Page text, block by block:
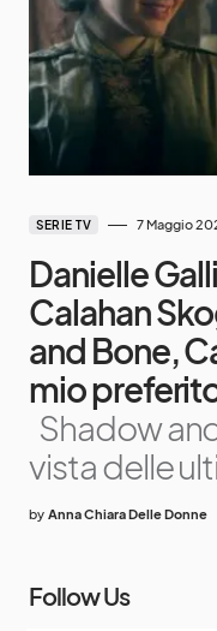
SERIE TV 7 Maggio
Danielle
Calahan
and Bone,
mio
Shadow
vista delle
by Anna Chiara Delle Donne
Follow Us